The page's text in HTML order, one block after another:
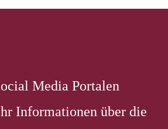
Media Portalen
Informationen über die